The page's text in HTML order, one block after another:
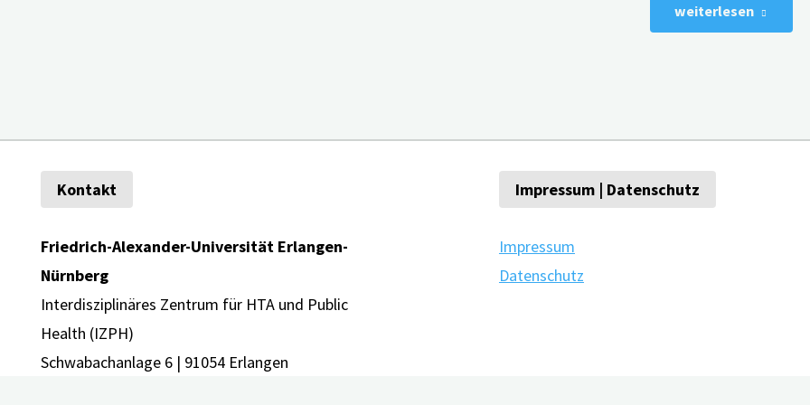
weiterlesen
Wie
Kontakt
Friedrich-Alexander-Universität Erlangen-
Nürnberg
Interdisziplinäres Zentrum für HTA und Public
Health (IZPH)
Schwabachanlage 6 | 91054 Erlangen
Impressum | Datenschutz
Impressum
Datenschutz